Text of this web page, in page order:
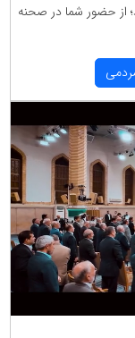
از حضور شما در صحنه